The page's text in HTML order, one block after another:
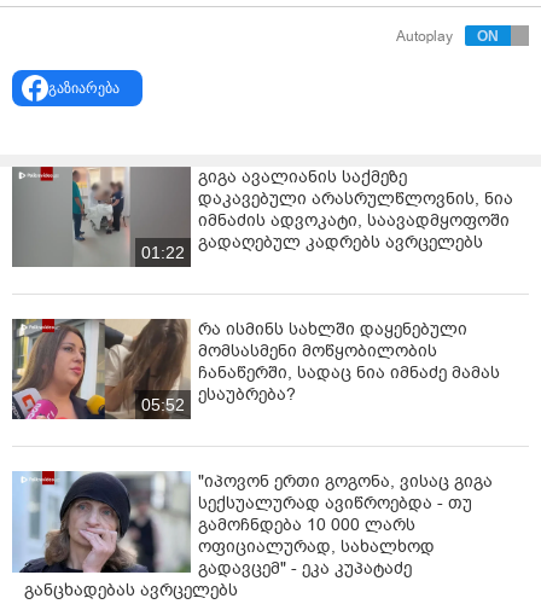
მწკრივით რუსთაველის გამზირის მიმართულებით
არსებული ინფორმაციით, ისინი ოპერასთან
გაჩერდებიან, საიდანაც ცეკვით პარლამენტამდე
გზის სავალ ნაწილზე მდგომი ავტომანქანები
სიგნალებით დემონსტრანტების მხარდაჭერას
გამოხატავენ. ამასთან, ისმის შეძახილები,
"საქართველოს გაუმარჯოს".
დღეს, მთელი დღის განმავლობაში საქართველოს
მოქალაქეები - ქუთაისელები, აჭარლები, რაჭველები,
მეგრელები, სვანები, მესხები - სხვადასხვა
ლოკაციებზე იკრიბებოდნენ და ქალაქის ქუჩებში
მსვლელობებს მართავდნენ, საბოლოოდ კი, ყველანი
პარლამენტთან მივლენ.
დემონსტრანტები მიმდინარე აქციების დროს
დაკავებულთა გათავისუფლებას და ახალი
არჩევნების ჩატარებას ითხოვენ.
ამ მოთხოვნას შეუერთდნენ და მსვლელობა მოაწყვეს
კახა ბენდუქიძის კამპუსის წევრებმა, ასევე
Autoplay
გაზიარება
01:22
გიგა ავალიანის საქმეზე
დაკავებული არასრულწლოვნის, ნია
იმნაძის ადვოკატი, საავადმყოფოში
გადაღებულ კადრებს ავრცელებს
05:52
რა ისმინს სახლში დაყენებული
მომსასმენი მოწყობილობის
ჩანაწერში, სადაც ნია იმნაძე მამას
ესაუბრება?
"იპოვონ ერთი გოგონა, ვისაც გიგა
სექსუალურად ავიწროებდა - თუ
გამოჩნდება 10 000 ლარს
ოფიციალურად, სახალხოდ
გადავცემ" - ეკა კუპატაძე
განცხადებას ავრცელებს